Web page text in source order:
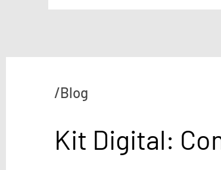
/Blog
Kit Digital: